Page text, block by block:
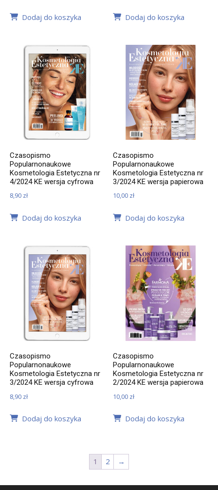
Dodaj do koszyka Dodaj do koszyka
Czasopismo
Popularnonaukowe
Kosmetologia Estetyczna nr
4/2024 KE wersja cyfrowa
8,90 zł
Dodaj do koszyka
Czasopismo
Popularnonaukowe
Kosmetologia Estetyczna nr
3/2024 KE wersja papierowa
10,00 zł
Dodaj do koszyka
Czasopismo
Popularnonaukowe
Kosmetologia Estetyczna nr
3/2024 KE wersja cyfrowa
8,90 zł
Dodaj do koszyka
Czasopismo
Popularnonaukowe
Kosmetologia Estetyczna nr
2/2024 KE wersja papierowa
10,00 zł
Dodaj do koszyka
1 2 →